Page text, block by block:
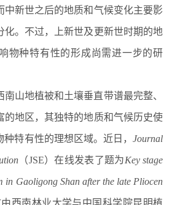
中新世之后的地质和气候变化主要影
化。不过，上新世及更新世时期的地
物种特有性的形成尚需进一步的研
山地植被和土壤垂直带谱最完整、
的地区，其独特的地质和气候历史使
特有性的理想区域。近日， Journal
（JSE）在线发表了题为Key stage
in Gaoligong Shan after the late Pliocen